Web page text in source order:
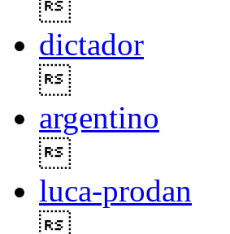
dictador
argentino
luca-prodan